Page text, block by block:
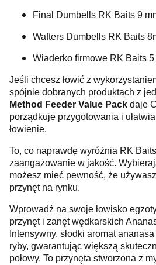
Final Dumbells RK Baits 9
Wafters Dumbells RK Baits
Wiaderko firmowe RK Baits
Jeśli chcesz łowić z
spójnie dobranych produktach z
Method Feeder Value Pack daje
porządkuje przygotowania i
łowienie.
To, co naprawdę wyróżnia RK
zaangażowanie w jakość.
możesz mieć pewność, że
przynęt na rynku.
Wprowadź na swoje łowisko
przynęt i zanęt wędkarskich
Intensywny, słodki aromat
ryby, gwarantując większą
połowy. To przynęta stworzona z